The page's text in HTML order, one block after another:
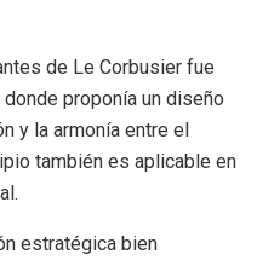
de Le Corbusier fue
donde proponía un diseño
y la armonía entre el
también es aplicable en
estratégica bien